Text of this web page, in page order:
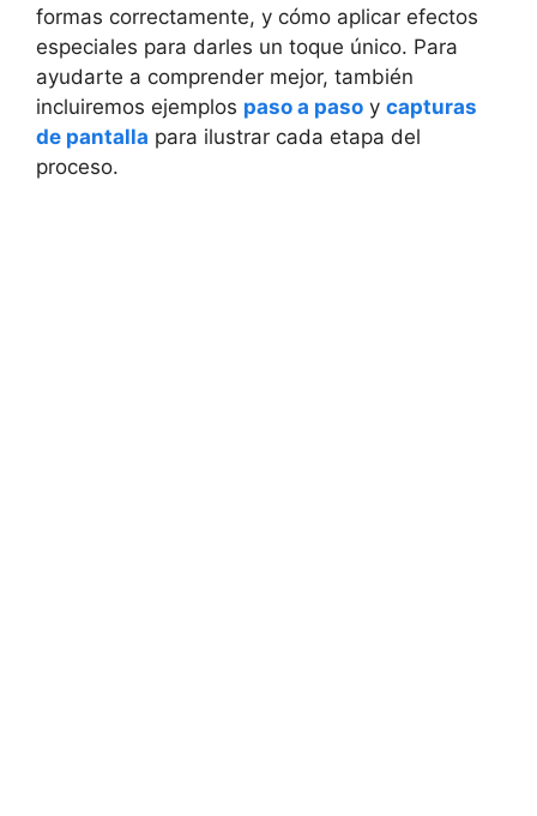
formas correctamente, y cómo aplicar efectos
especiales para darles un toque único. Para
ayudarte a comprender mejor, también
incluiremos ejemplos paso a paso y capturas
de pantalla para ilustrar cada etapa del
proceso.